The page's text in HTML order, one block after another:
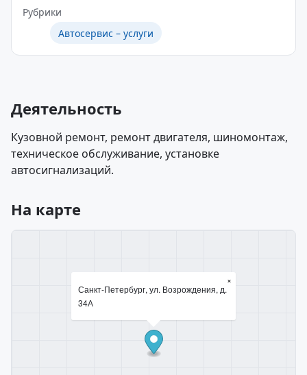
Рубрики
Автосервис – услуги
Деятельность
Кузовной ремонт, ремонт двигателя, шиномонтаж,
техническое обслуживание, установке
автосигнализаций.
На карте
Санкт-Петербург, ул. Возрождения, д.
34А
×